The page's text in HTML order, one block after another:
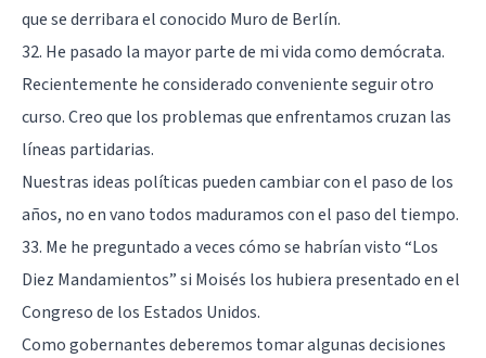
que se derribara el conocido Muro de Berlín.
32. He pasado la mayor parte de mi vida como demócrata.
Recientemente he considerado conveniente seguir otro
curso. Creo que los problemas que enfrentamos cruzan las
líneas partidarias.
Nuestras ideas políticas pueden cambiar con el paso de los
años, no en vano todos maduramos con el paso del tiempo.
33. Me he preguntado a veces cómo se habrían visto “Los
Diez Mandamientos” si Moisés los hubiera presentado en el
Congreso de los Estados Unidos.
Como gobernantes deberemos tomar algunas decisiones